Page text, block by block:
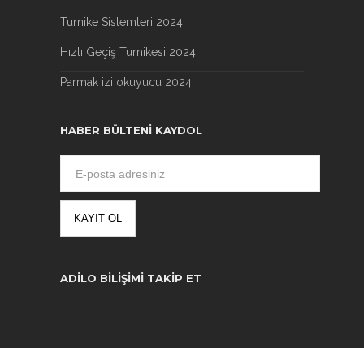
Turnike Sistemleri 2024
Hızlı Geçiş Turnikesi 2024
Parmak izi okuyucu 2024
HABER BÜLTENI KAYDOL
ADILO BILIŞIMI TAKIP ET